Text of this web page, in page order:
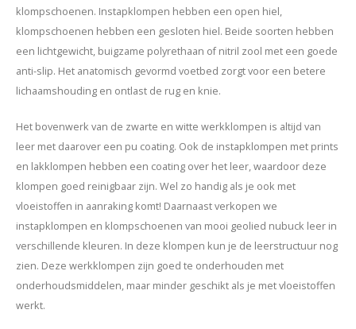
klompschoenen. Instapklompen hebben een open hiel,
klompschoenen hebben een gesloten hiel. Beide soorten hebben
een lichtgewicht, buigzame polyrethaan of nitril zool met een goede
anti-slip. Het anatomisch gevormd voetbed zorgt voor een betere
lichaamshouding en ontlast de rug en knie.
Het bovenwerk van de zwarte en witte werkklompen is altijd van
leer met daarover een pu coating. Ook de instapklompen met prints
en lakklompen hebben een coating over het leer, waardoor deze
klompen goed reinigbaar zijn. Wel zo handig als je ook met
vloeistoffen in aanraking komt! Daarnaast verkopen we
instapklompen en klompschoenen van mooi geolied nubuck leer in
verschillende kleuren. In deze klompen kun je de leerstructuur nog
zien. Deze werkklompen zijn goed te onderhouden met
onderhoudsmiddelen, maar minder geschikt als je met vloeistoffen
werkt.